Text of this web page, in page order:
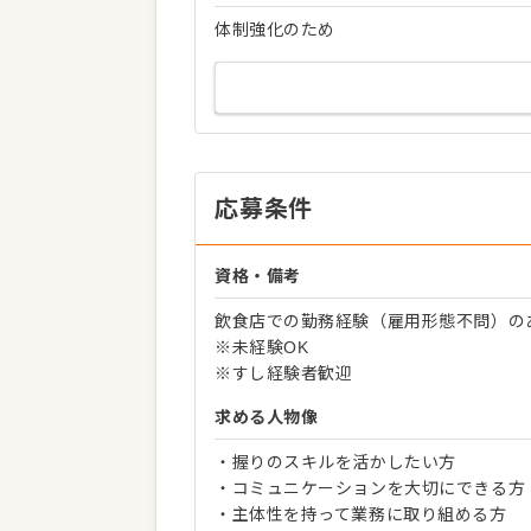
体制強化のため
応募条件
資格・備考
飲食店での勤務経験（雇用形態不問）の
※未経験OK
※すし経験者歓迎
求める人物像
・握りのスキルを活かしたい方
・コミュニケーションを大切にできる方
・主体性を持って業務に取り組める方